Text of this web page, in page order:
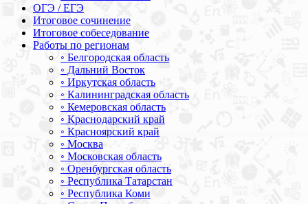
ОГЭ / ЕГЭ
Итоговое сочинение
Итоговое собеседование
Работы по регионам
◦ Белгородская область
◦ Дальний Восток
◦ Иркутская область
◦ Калининградская область
◦ Кемеровская область
◦ Краснодарский край
◦ Красноярский край
◦ Москва
◦ Московская область
◦ Оренбургская область
◦ Республика Татарстан
◦ Республика Коми